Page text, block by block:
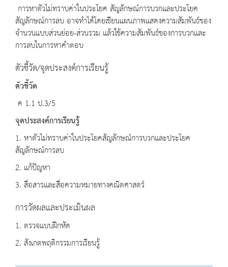
การหาตัวไม่ทราบค่าในประโยค สัญลักษณ์การบวกและประโยค
สัญลักษณ์การลบ อาจทำได้โดยเขียนแผนภาพแสดงความสัมพันธ์ของ
จำนวนแบบส่วนย่อย-ส่วนรวม แล้วใช้ความสัมพันธ์ของการบวกและ
การลบในการหาคำตอบ
ตัวชี้วัด/จุดประสงค์การเรียนรู้
ตัวชี้วัด
ค 1.1 ป.3/5
จุดประสงค์การเรียนรู้
1. หาตัวไม่ทราบค่าในประโยคสัญลักษณ์การบวกและประโยค
สัญลักษณ์การลบ
2. แก้ปัญหา
3. สื่อสารและสื่อความหมายทางคณิตศาสตร์
การวัดผลและประเมินผล
1. ตรวจแบบฝึกหัด
2. สังเกตพฤติกรรมการเรียนรู้